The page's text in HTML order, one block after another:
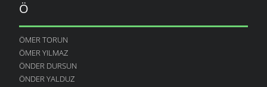
Ö
ÖMER TORUN
ÖMER YILMAZ
ÖNDER DURSUN
ÖNDER YALDUZ